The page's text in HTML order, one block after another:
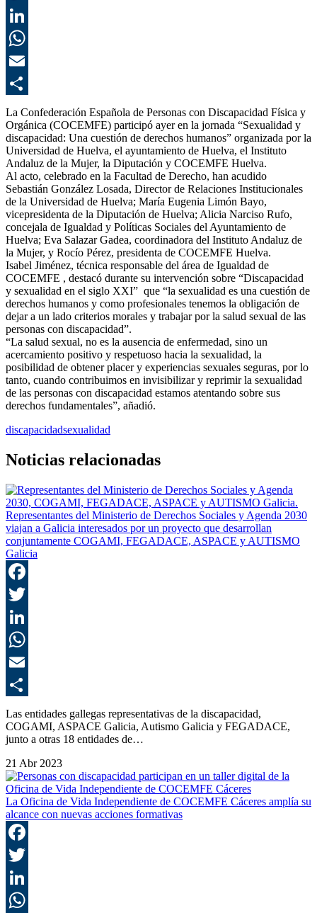
La Confederación Española de Personas con Discapacidad Física y
Orgánica (COCEMFE) participó ayer en la jornada “Sexualidad y
discapacidad: Una cuestión de derechos humanos” organizada por la
Universidad de Huelva, el ayuntamiento de Huelva, el Instituto
Andaluz de la Mujer, la Diputación y COCEMFE Huelva.
Al acto, celebrado en la Facultad de Derecho, han acudido
Sebastián González Losada, Director de Relaciones Institucionales
de la Universidad de Huelva; María Eugenia Limón Bayo,
vicepresidenta de la Diputación de Huelva; Alicia Narciso Rufo,
concejala de Igualdad y Políticas Sociales del Ayuntamiento de
Huelva; Eva Salazar Gadea, coordinadora del Instituto Andaluz de
la Mujer, y Rocío Pérez, presidenta de COCEMFE Huelva.
Isabel Jiménez, técnica responsable del área de Igualdad de
COCEMFE , destacó durante su intervención sobre “Discapacidad
y sexualidad en el siglo XXI” que “la sexualidad es una cuestión de
derechos humanos y como profesionales tenemos la obligación de
dejar a un lado criterios morales y trabajar por la salud sexual de las
personas con discapacidad”.
“La salud sexual, no es la ausencia de enfermedad, sino un
acercamiento positivo y respetuoso hacia la sexualidad, la
posibilidad de obtener placer y experiencias sexuales seguras, por lo
tanto, cuando contribuimos en invisibilizar y reprimir la sexualidad
de las personas con discapacidad estamos atentando sobre sus
derechos fundamentales”, añadió.
discapacidadsexualidad
Noticias relacionadas
Representantes del Ministerio de Derechos Sociales y Agenda 2030
viajan a Galicia interesados por un proyecto que desarrollan
conjuntamente COGAMI, FEGADACE, ASPACE y AUTISMO
Galicia
Las entidades gallegas representativas de la discapacidad,
COGAMI, ASPACE Galicia, Autismo Galicia y FEGADACE,
junto a otras 18 entidades de…
21 Abr 2023
La Oficina de Vida Independiente de COCEMFE Cáceres amplía su
alcance con nuevas acciones formativas